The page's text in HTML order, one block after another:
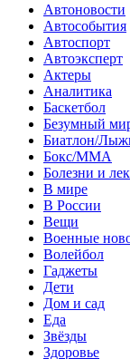
Автоновости
Автособытия
Автоспорт
Автоэксперт
Актеры
Аналитика
Баскетбол
Безумный
Биатлон/
Бокс/MMA
Болезни и
В мире
В России
Вещи
Военные
Волейбол
Гаджеты
Дети
Дом и сад
Еда
Звёзды
Здоровье